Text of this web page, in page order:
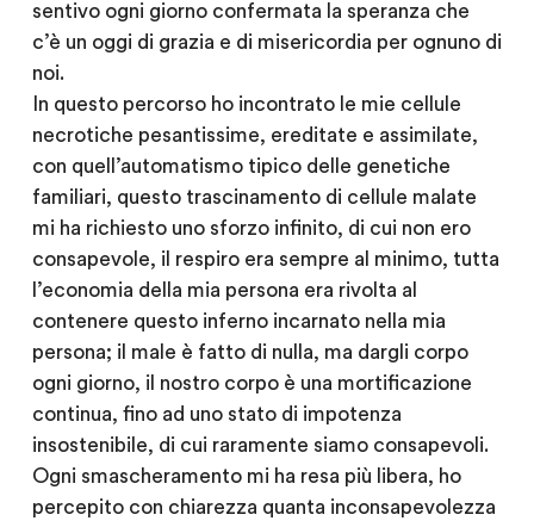
sentivo ogni giorno confermata la speranza che
c’è un oggi di grazia e di misericordia per ognuno di
noi.
In questo percorso ho incontrato le mie cellule
necrotiche pesantissime, ereditate e assimilate,
con quell’automatismo tipico delle genetiche
familiari, questo trascinamento di cellule malate
mi ha richiesto uno sforzo infinito, di cui non ero
consapevole, il respiro era sempre al minimo, tutta
l’economia della mia persona era rivolta al
contenere questo inferno incarnato nella mia
persona; il male è fatto di nulla, ma dargli corpo
ogni giorno, il nostro corpo è una mortificazione
continua, fino ad uno stato di impotenza
insostenibile, di cui raramente siamo consapevoli.
Ogni smascheramento mi ha resa più libera, ho
percepito con chiarezza quanta inconsapevolezza